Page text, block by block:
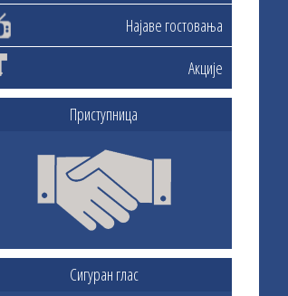
Најаве гостовања
Акције
Приступница
Сигуран глас